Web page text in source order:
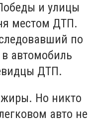
и улицы
местом ДТП.
по
автомобиль
ДТП.
Но никто
авто не